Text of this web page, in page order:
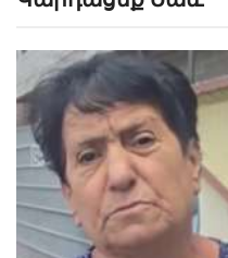
«Հիշեցի՞ք մեզ, ձեր
Նիկոլ Փաշինյանին